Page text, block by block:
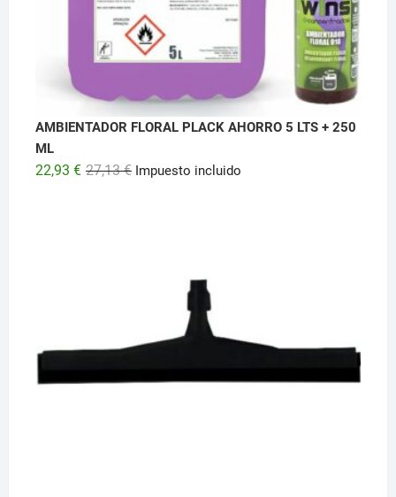
AMBIENTADOR FLORAL PLACK AHORRO 5 LTS + 250
ML
27,13€ El
22,93 €
El
Impuesto incluido